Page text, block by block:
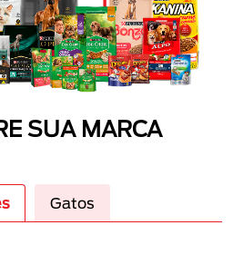
SUA MARCA
Gatos